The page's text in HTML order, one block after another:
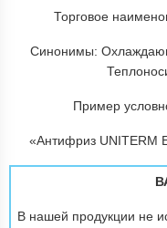
Торговое
Синонимы:
Пример
«Антифриз UNITERM
В нашей продукции не